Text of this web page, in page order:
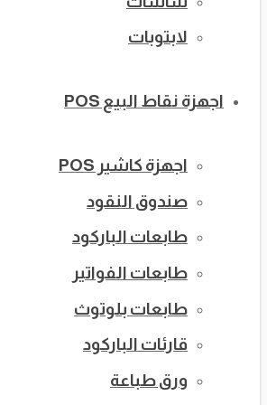
لابتوبات
اجهزة نقاط البيع POS
اجهزة كاشير POS
صندوق النقود
طابعات الباركود
طابعات الفواتير
طابعات بلوتوث
قارئات الباركود
ورق طباعة